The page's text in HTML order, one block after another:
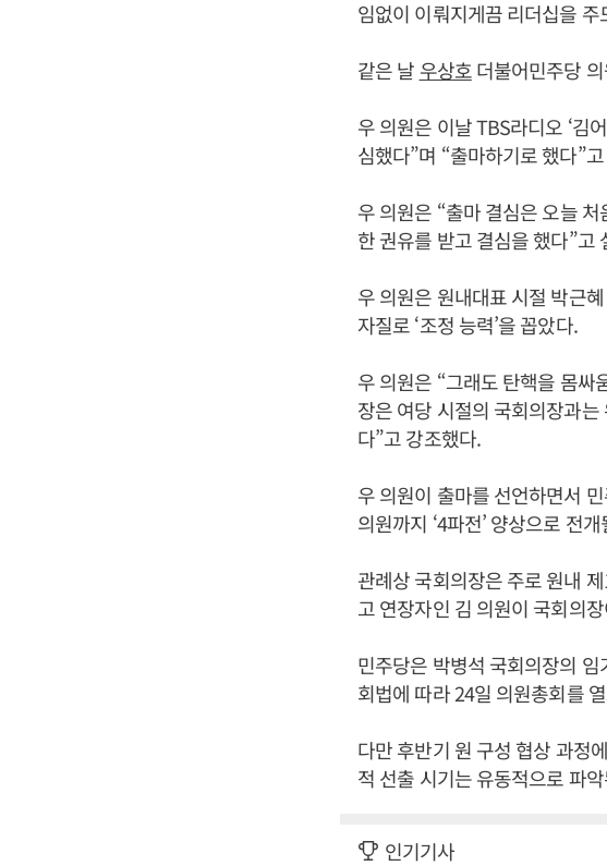
임없이 이뤄지게끔 리더십을
같은 날 우상호더불어민주당
우 의원은 이날 TBS라디오 ‘김
심했다”며 “출마하기로 했다”
우 의원은 “출마 결심은 오늘
한 권유를 받고 결심을 했다”고
우 의원은 원내대표 시절 박근
자질로 ‘조정 능력’을 꼽았다.
우 의원은 “그래도 탄핵을 몸싸
장은 여당 시절의 국회의장과
다”고 강조했다.
우 의원이 출마를 선언하면서
의원까지 ‘4파전’ 양상으로 전
관례상 국회의장은 주로 원내
고 연장자인 김 의원이 국회의
민주당은 박병석 국회의장의
회법에 따라 24일 의원총회를
다만 후반기 원 구성 협상 과정
적 선출 시기는 유동적으로 파
인기기사